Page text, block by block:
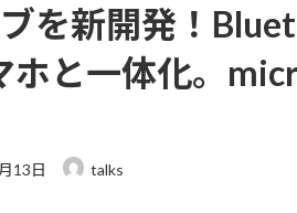
を新開発！
と一体化。
13日 talks